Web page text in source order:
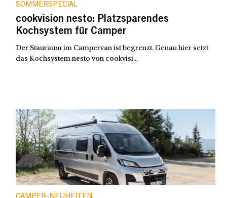
SOMMERSPECIAL
cookvision nesto: Platzsparendes
Kochsystem für Camper
Der Stauraum im Campervan ist begrenzt. Genau hier setzt
das Kochsystem nesto von cookvisi...